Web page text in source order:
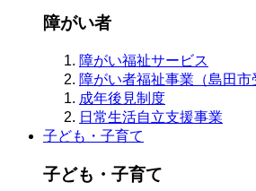
障がい者
障がい福祉サービス
障がい者福祉事業（島田市
成年後見制度
日常生活自立支援事業
子ども・子育て
子ども・子育て